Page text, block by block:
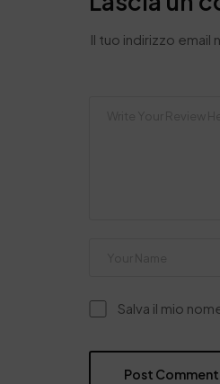
Il tuo indirizzo email
Salva il mio
Post Comment